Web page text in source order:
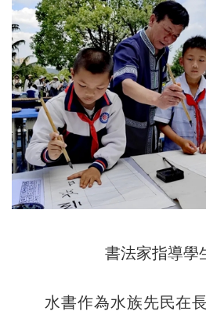
書法家指導學
水書作為水族先民在長